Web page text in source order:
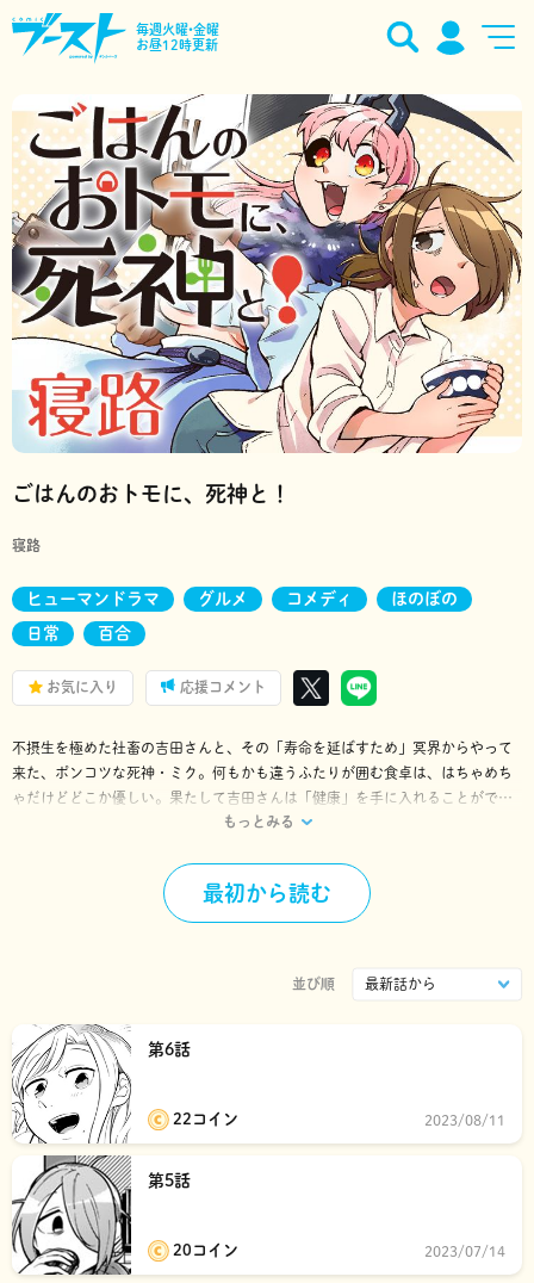
毎週火曜•金曜
お昼12時更新
ごはんのおトモに、死神と！
寝路
ヒューマンドラマ グルメ コメディ ほのぼの
日常 百合
お気に入り 応援コメント
不摂生を極めた社畜の吉田さんと、その「寿命を延ばすため」冥界からやって
来た、ポンコツな死神・ミク。何もかも違うふたりが囲む食卓は、はちゃめち
ゃだけどどこか優しい。果たして吉田さんは「健康」を手に入れることができ
るのか――！？ 人外と人間のコンビが織りなす、不思議な共同生活がスター
もっとみる
最初から読む
並び順
第6話
22コイン 2023/08/11
第5話
20コイン 2023/07/14